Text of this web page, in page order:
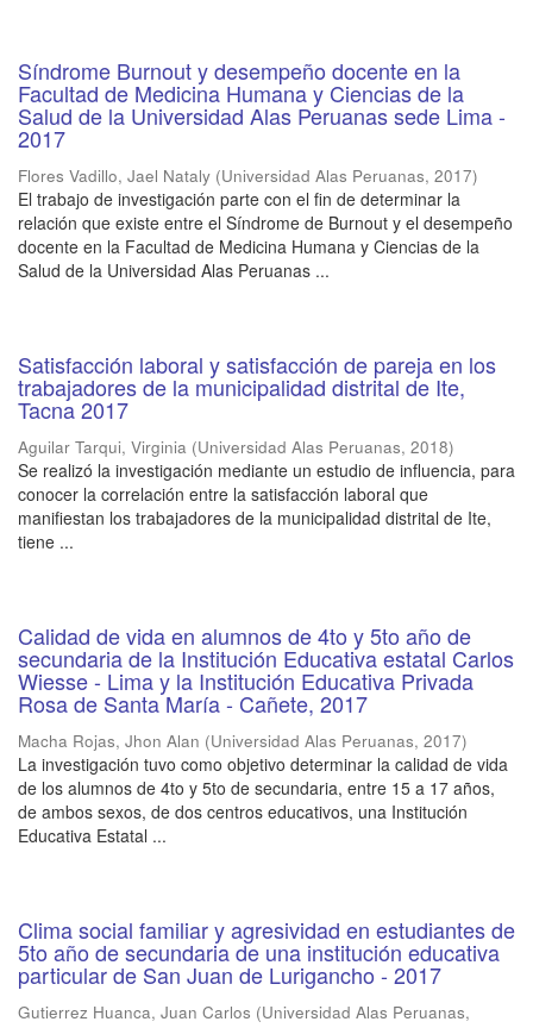
Síndrome Burnout y desempeño docente en la
Facultad de Medicina Humana y Ciencias de la
Salud de la Universidad Alas Peruanas sede Lima -
2017
Flores Vadillo, Jael Nataly (Universidad Alas Peruanas, 2017)
El trabajo de investigación parte con el fin de determinar la
relación que existe entre el Síndrome de Burnout y el desempeño
docente en la Facultad de Medicina Humana y Ciencias de la
Salud de la Universidad Alas Peruanas ...
Satisfacción laboral y satisfacción de pareja en los
trabajadores de la municipalidad distrital de Ite,
Tacna 2017
Aguilar Tarqui, Virginia (Universidad Alas Peruanas, 2018)
Se realizó la investigación mediante un estudio de influencia, para
conocer la correlación entre la satisfacción laboral que
manifiestan los trabajadores de la municipalidad distrital de Ite,
tiene ...
Calidad de vida en alumnos de 4to y 5to año de
secundaria de la Institución Educativa estatal Carlos
Wiesse - Lima y la Institución Educativa Privada
Rosa de Santa María - Cañete, 2017
Macha Rojas, Jhon Alan (Universidad Alas Peruanas, 2017)
La investigación tuvo como objetivo determinar la calidad de vida
de los alumnos de 4to y 5to de secundaria, entre 15 a 17 años,
de ambos sexos, de dos centros educativos, una Institución
Educativa Estatal ...
Clima social familiar y agresividad en estudiantes de
5to año de secundaria de una institución educativa
particular de San Juan de Lurigancho - 2017
Gutierrez Huanca, Juan Carlos (Universidad Alas Peruanas,